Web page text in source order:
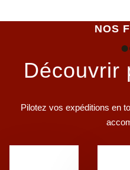
NOS
Découvrir
Pilotez vos expéditions en